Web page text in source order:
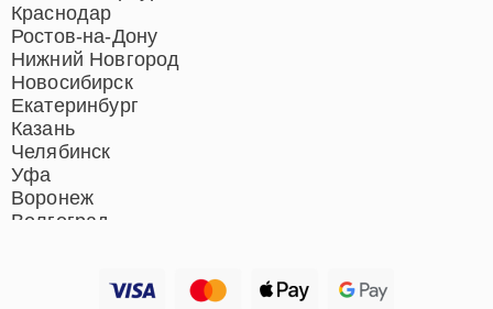
Краснодар
Ростов-на-Дону
Нижний Новгород
Новосибирск
Екатеринбург
Казань
Челябинск
Уфа
Воронеж
Волгоград
Ремонт микрофонов
Ремонт акустических
систем